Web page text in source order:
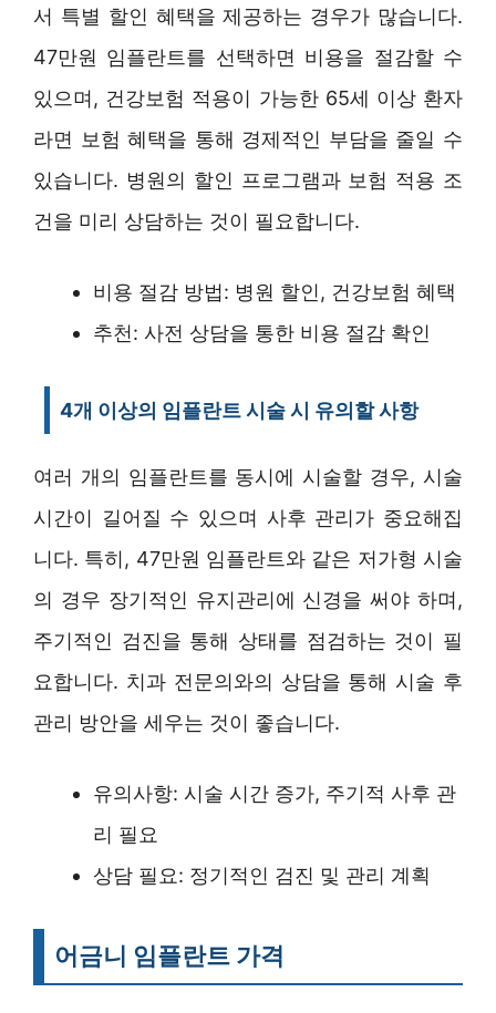
서 특별 할인 혜택을 제공하는 경우가 많습니다.
47만원 임플란트를 선택하면 비용을 절감할 수
있으며, 건강보험 적용이 가능한 65세 이상 환자
라면 보험 혜택을 통해 경제적인 부담을 줄일 수
있습니다. 병원의 할인 프로그램과 보험 적용 조
건을 미리 상담하는 것이 필요합니다.
비용 절감 방법: 병원 할인, 건강보험 혜택
추천: 사전 상담을 통한 비용 절감 확인
4개 이상의 임플란트 시술 시 유의할 사항
여러 개의 임플란트를 동시에 시술할 경우, 시술
시간이 길어질 수 있으며 사후 관리가 중요해집
니다. 특히, 47만원 임플란트와 같은 저가형 시술
의 경우 장기적인 유지관리에 신경을 써야 하며,
주기적인 검진을 통해 상태를 점검하는 것이 필
요합니다. 치과 전문의와의 상담을 통해 시술 후
관리 방안을 세우는 것이 좋습니다.
유의사항: 시술 시간 증가, 주기적 사후 관
리 필요
상담 필요: 정기적인 검진 및 관리 계획
어금니 임플란트 가격